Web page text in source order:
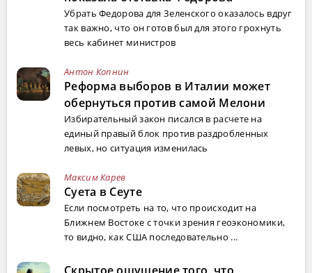
Убрать Федорова для Зеленского оказалось вдруг
так важно, что он готов был для этого грохнуть
весь кабинет министров
Антон Копнин
Реформа выборов в Италии может
обернуться против самой Мелони
Избирательный закон писался в расчете на
единый правый блок против раздробленных
левых, но ситуация изменилась
Максим Карев
Суета в Сеуте
Если посмотреть на то, что происходит на
Ближнем Востоке с точки зрения геоэкономики,
то видно, как США последовательно ...